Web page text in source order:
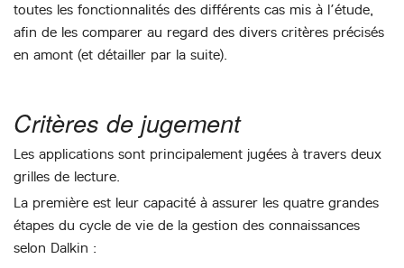
toutes les fonctionnalités des différents cas mis à l’étude,
afin de les comparer au regard des divers critères précisés
en amont (et détailler par la suite).
Critères de jugement
Les applications sont principalement jugées à travers deux
grilles de lecture.
La première est leur capacité à assurer les quatre grandes
étapes du cycle de vie de la gestion des connaissances
selon Dalkin :